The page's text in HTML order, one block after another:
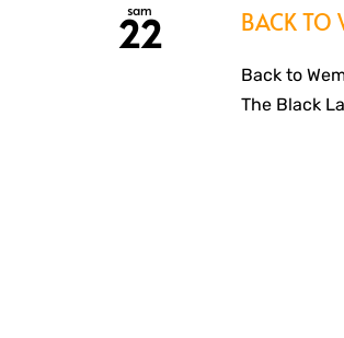
sam
22 BACK TO
Back to
The Black